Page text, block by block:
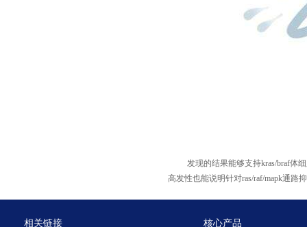
发现的结果能够支持kras/braf体
高发性也能说明针对ras/raf/mapk通路
相关链接 核心产品